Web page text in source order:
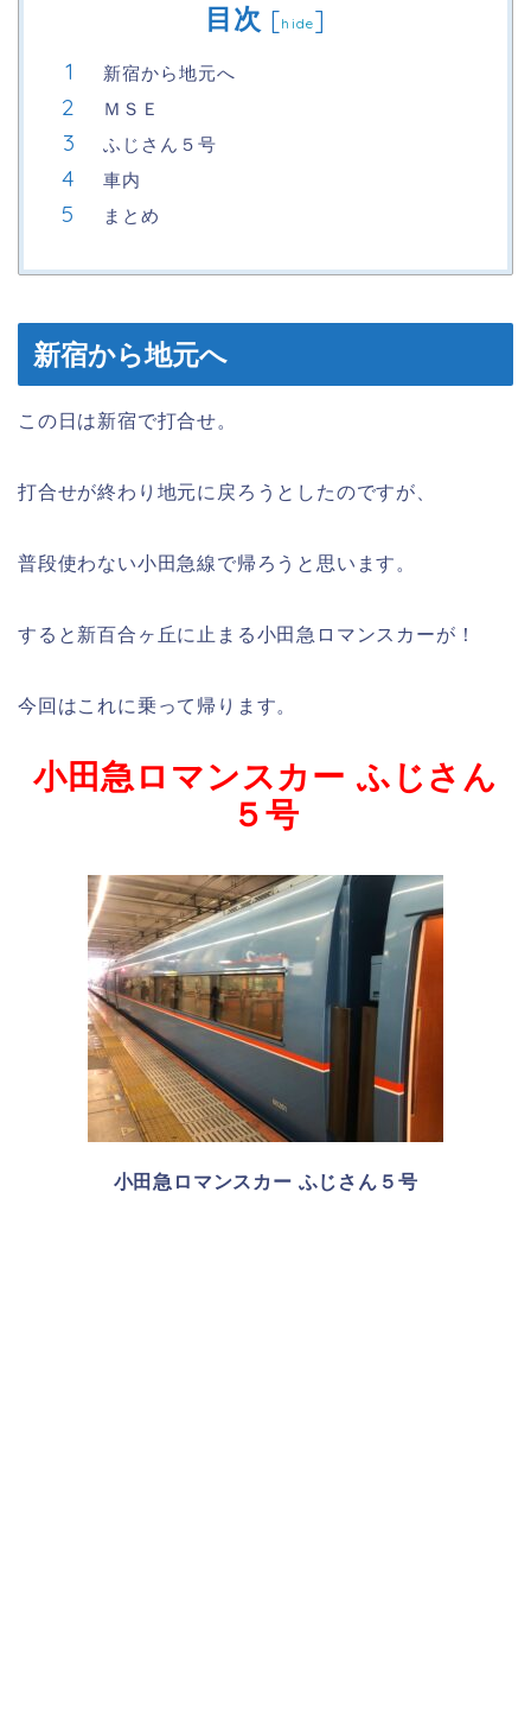
目次 [hide]
新宿から地元へ
ＭＳＥ
ふじさん５号
車内
まとめ
新宿から地元へ
この日は新宿で打合せ。
打合せが終わり地元に戻ろうとしたのですが、
普段使わない小田急線で帰ろうと思います。
すると新百合ヶ丘に止まる小田急ロマンスカーが！
今回はこれに乗って帰ります。
小田急ロマンスカー ふじさん
５号
小田急ロマンスカー ふじさん５号